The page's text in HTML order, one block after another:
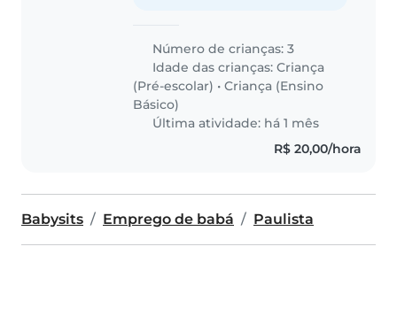
Número de crianças: 3
Idade das crianças:Criança
(Pré-escolar) •Criança (Ensino
Básico)
Última atividade: há 1 mês
R$ 20,00/hora
Babysits Emprego de babá Paulista